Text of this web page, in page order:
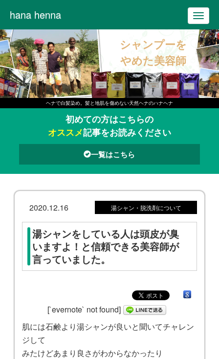
シャンプーを
やめた美容師
T
o
g
g
l
e
n
a
a
t
i
hana henna
ヘナで白髪染め。髪と地肌を傷めない天然ヘナのハナヘナ
初めての方はこちらの
オススメ記事をお読みください
一覧はこちら
2020.12.16 湯シャン・脱洗剤について
湯シャンをしている人は頭皮が臭
いますよ！と信頼できる美容師が
言っていました。
[`evernote` not found]
肌には石鹸より湯シャンが良いと聞いてチャレン
ジして
みたけどあまり良さがわからなかったり